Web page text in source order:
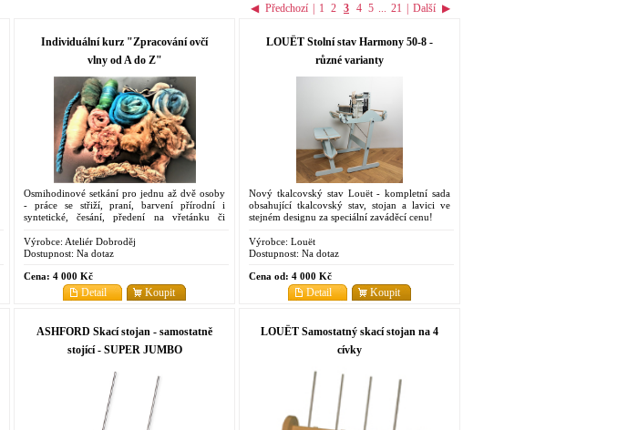
◀ Předchozí | 1 2 3 4 5 21 | Další ▶
Individuální kurz "Zpracování ovčí
vlny od A do Z"
Osmihodinové setkání pro jednu až dvě osoby
- práce se střiží, praní, barvení přírodní i
syntetické, česání, předení na vřetánku či
Výrobce: Ateliér Dobroděj
Dostupnost: Na dotaz
Cena: 4 000 Kč
Koupit
Detail
LOUËT Stolní stav Harmony 50-8 -
různé varianty
Nový tkalcovský stav Louët - kompletní sada
obsahující tkalcovský stav, stojan a lavici ve
stejném designu za speciální zaváděcí cenu!
Výrobce: Louët
Dostupnost: Na dotaz
Cena od: 4 000 Kč
Koupit
Detail
ASHFORD Skací stojan - samostatně
stojící - SUPER JUMBO
LOUËT Samostatný skací stojan na 4
cívky